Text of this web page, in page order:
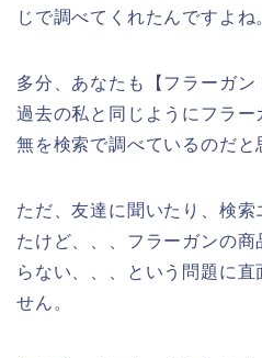
じで調べてくれたんですよね
多分、あなたも【フラーガン
過去の私と同じようにフラ
無を検索で調べているのだと
ただ、友達に聞いたり、検
たけど、、、フラーガンの
らない、、、という問題に直
せん。